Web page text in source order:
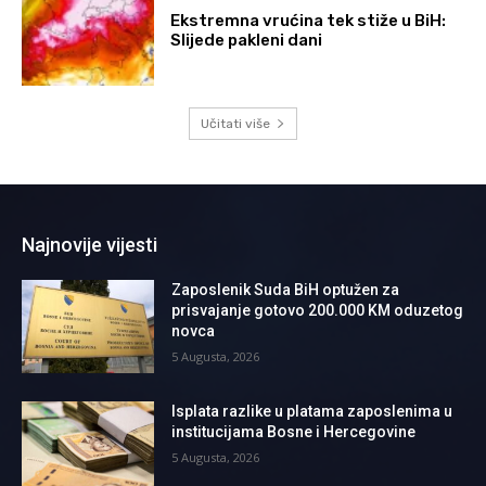
Ekstremna vrućina tek stiže u BiH:
Slijede pakleni dani
Učitati više
Najnovije vijesti
Zaposlenik Suda BiH optužen za
prisvajanje gotovo 200.000 KM oduzetog
novca
5 Augusta, 2026
Isplata razlike u platama zaposlenima u
institucijama Bosne i Hercegovine
5 Augusta, 2026